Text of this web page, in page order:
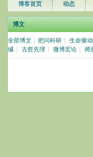
博客首页 动态
博文
全部博文 把问科研 生命驱动
缄
古哲先理 微博宏论 师